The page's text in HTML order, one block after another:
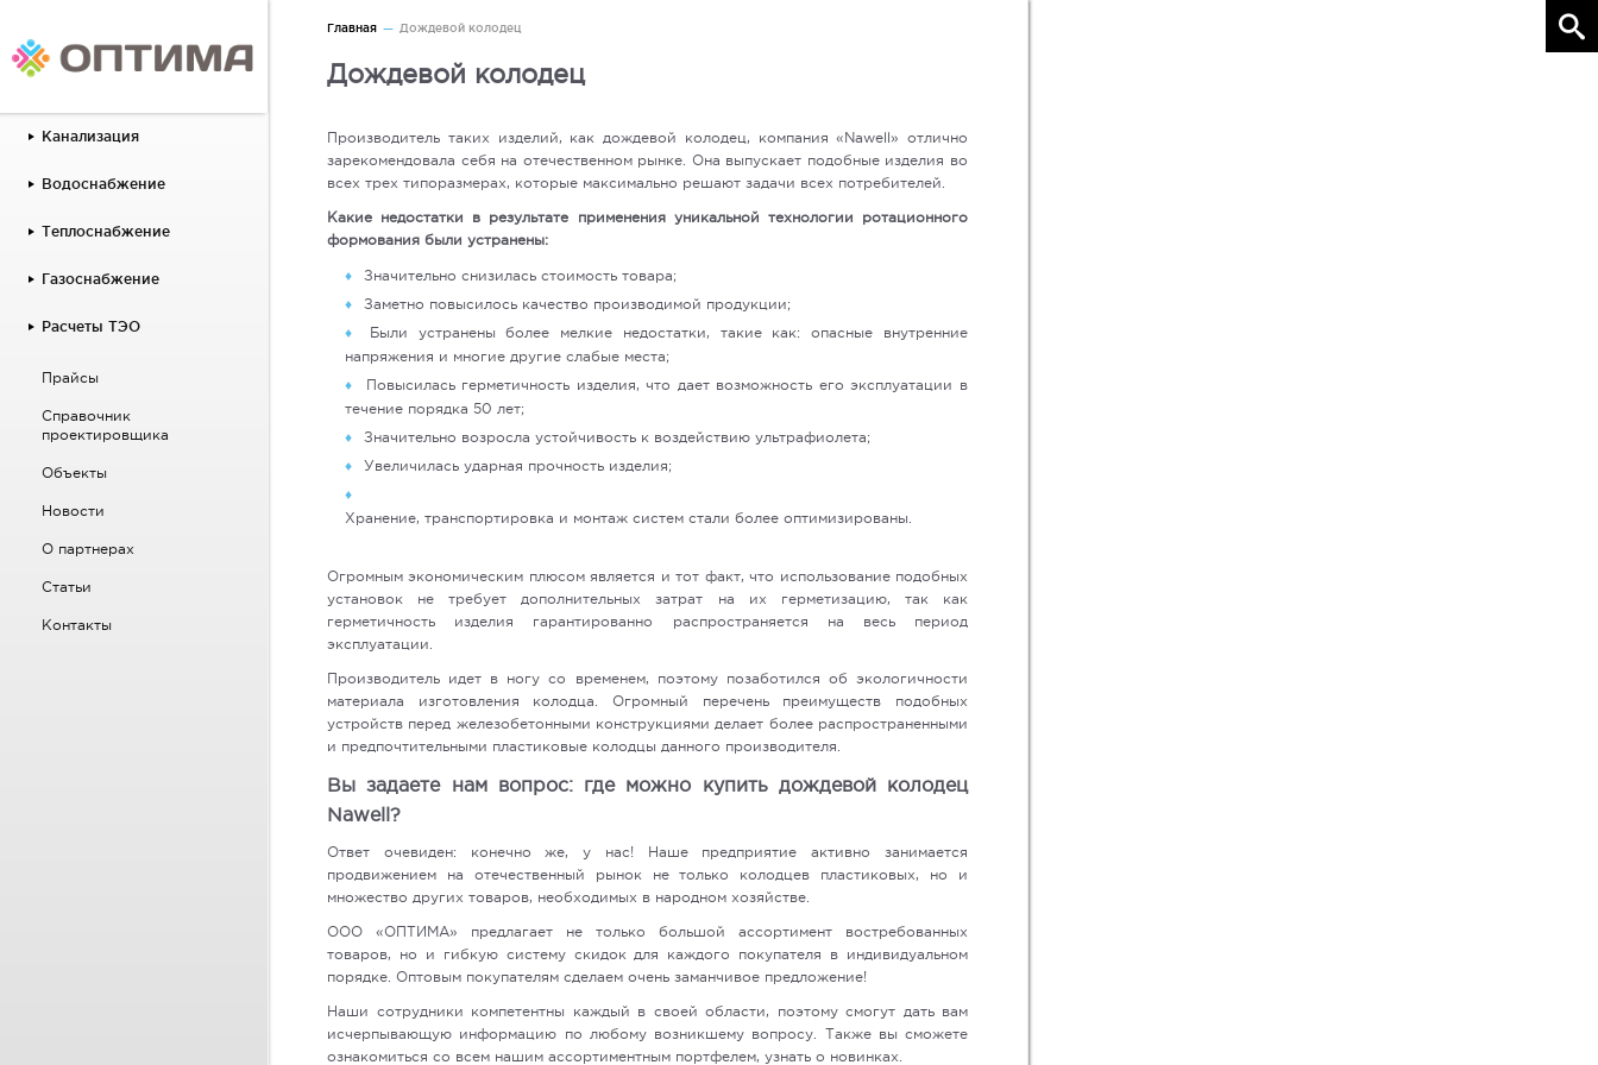
Канализация
Водоснабжение
Теплоснабжение
Газоснабжение
Расчеты ТЭО
Прайсы
Справочник
проектировщика
Объекты
Новости
О партнерах
Статьи
Контакты
Главная Дождевой колодец
Дождевой колодец
Производитель таких изделий, как дождевой колодец, компания «Nawell» отлично
зарекомендовала себя на отечественном рынке. Она выпускает подобные изделия во
всех трех типоразмерах, которые максимально решают задачи всех потребителей.
Какие недостатки в результате применения уникальной технологии ротационного
формования были устранены:
Значительно снизилась стоимость товара;
Заметно повысилось качество производимой продукции;
Были устранены более мелкие недостатки, такие как: опасные внутренние
напряжения и многие другие слабые места;
Повысилась герметичность изделия, что дает возможность его эксплуатации в
течение порядка 50 лет;
Значительно возросла устойчивость к воздействию ультрафиолета;
Увеличилась ударная прочность изделия;
Хранение, транспортировка и монтаж систем стали более оптимизированы.
Огромным экономическим плюсом является и тот факт, что использование подобных
установок не требует дополнительных затрат на их герметизацию, так как
герметичность изделия гарантированно распространяется на весь период
эксплуатации.
Производитель идет в ногу со временем, поэтому позаботился об экологичности
материала изготовления колодца. Огромный перечень преимуществ подобных
устройств перед железобетонными конструкциями делает более распространенными
и предпочтительными пластиковые колодцы данного производителя.
Вы задаете нам вопрос: где можно купить дождевой колодец
Nawell?
Ответ очевиден: конечно же, у нас! Наше предприятие активно занимается
продвижением на отечественный рынок не только колодцев пластиковых, но и
множество других товаров, необходимых в народном хозяйстве.
ООО «ОПТИМА» предлагает не только большой ассортимент востребованных
товаров, но и гибкую систему скидок для каждого покупателя в индивидуальном
порядке. Оптовым покупателям сделаем очень заманчивое предложение!
Наши сотрудники компетентны каждый в своей области, поэтому смогут дать вам
исчерпывающую информацию по любому возникшему вопросу. Также вы сможете
ознакомиться со всем нашим ассортиментным портфелем, узнать о новинках.